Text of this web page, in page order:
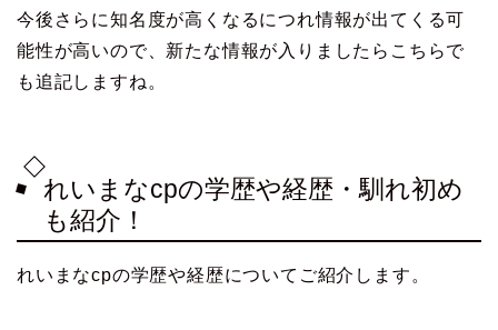
今後さらに知名度が高くなるにつれ情報が出てくる可
能性が高いので、新たな情報が入りましたらこちらで
も追記しますね。
れいまなcpの学歴や経歴・馴れ初め
も紹介！
れいまなcpの学歴や経歴についてご紹介します。